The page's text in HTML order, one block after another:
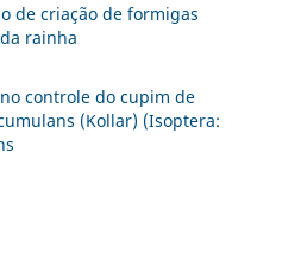
de criação de formigas
rainha
controle do cupim de
(Kollar) (Isoptera: